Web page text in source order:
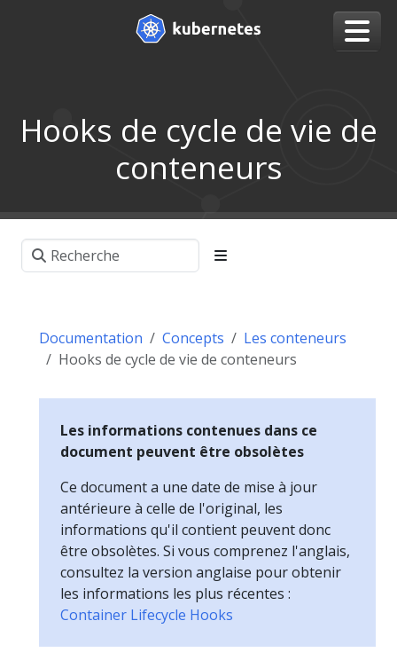
Hooks de cycle de vie de
conteneurs
Documentation Concepts
Les conteneurs
Hooks de cycle de vie de conteneurs
Les informations contenues dans ce
document peuvent être obsolètes
Ce document a une date de mise à jour
antérieure à celle de l'original, les
informations qu'il contient peuvent donc
être obsolètes. Si vous comprenez l'anglais,
consultez la version anglaise pour obtenir
les informations les plus récentes :
Container Lifecycle Hooks